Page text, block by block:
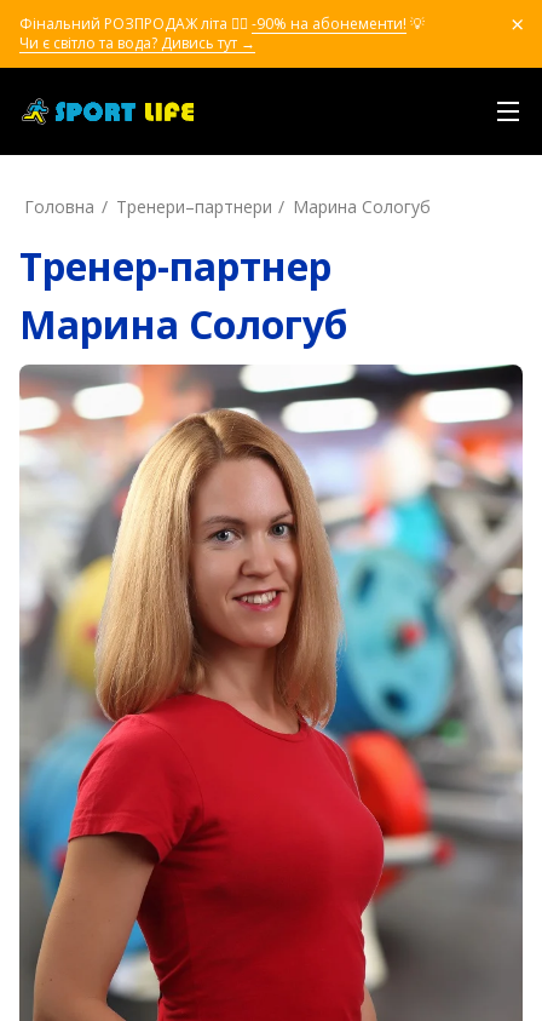
Фінальний РОЗПРОДАЖ літа ❤️‍🔥 -90% на абонементи! 💡
Чи є світло та вода? Дивись тут →
Головна Тренери–партнери Марина Сологуб
Тренер-партнер
Марина Сологуб